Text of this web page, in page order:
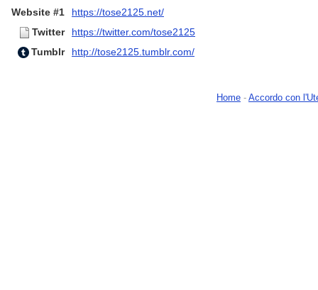
Website #1
https://tose2125.net/
Twitter
https://twitter.com/tose2125
Tumblr
http://tose2125.tumblr.com/
Home - Accordo con